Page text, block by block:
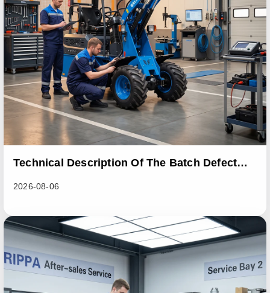
Technical Description Of The Batch Defect
2026-08-06